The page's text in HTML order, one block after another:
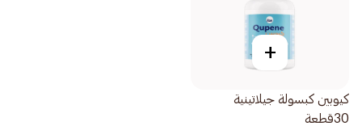
+
كيوبين كبسولة جيلاتينية
30قطعة